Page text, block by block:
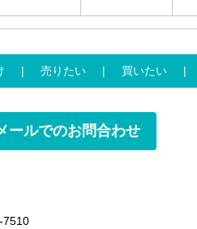
売りたい 買いたい
ールでのお問合わせ
7510